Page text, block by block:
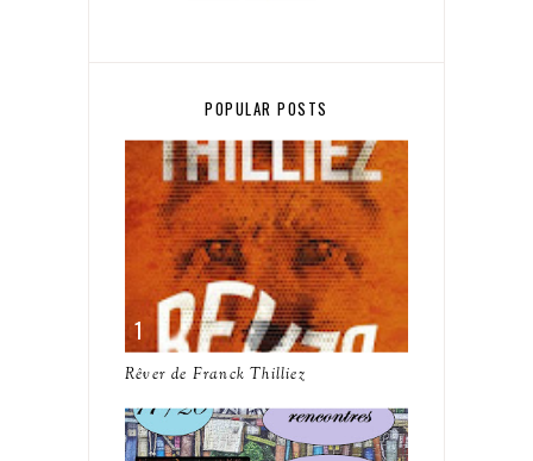
POPULAR POSTS
Rêver de Franck Thilliez